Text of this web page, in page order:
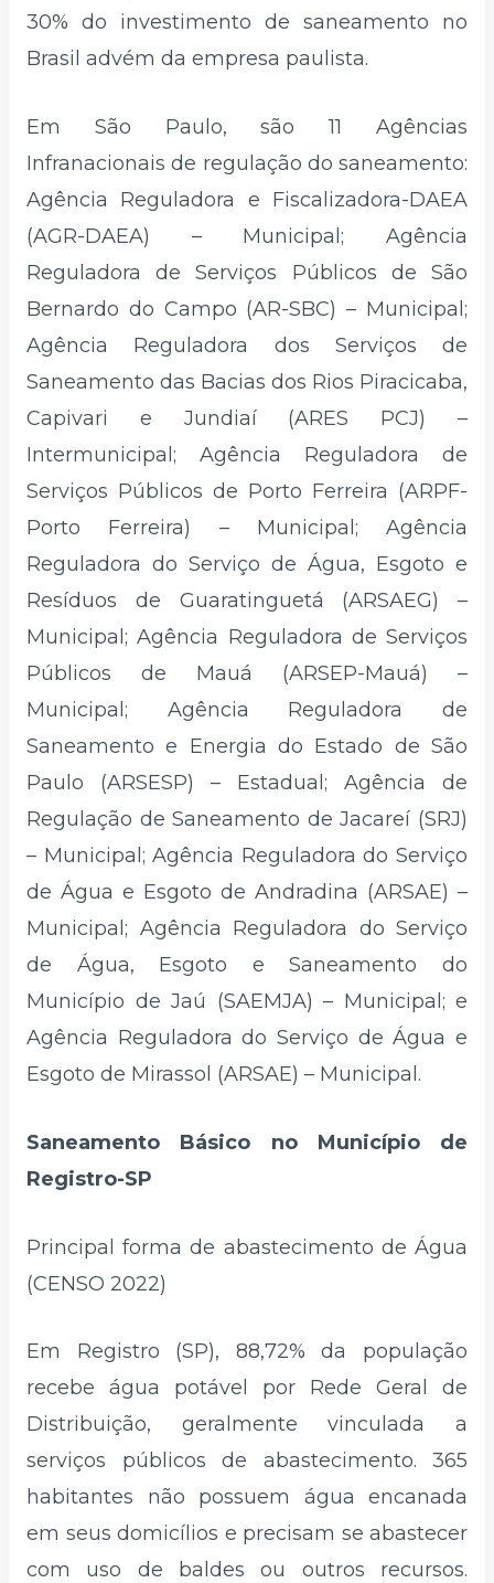
30% do investimento de saneamento no
Brasil advém da empresa paulista.
Em São Paulo, são 11 Agências
Infranacionais de regulação do saneamento:
Agência Reguladora e Fiscalizadora-DAEA
(AGR-DAEA) – Municipal; Agência
Reguladora de Serviços Públicos de São
Bernardo do Campo (AR-SBC) – Municipal;
Agência Reguladora dos Serviços de
Saneamento das Bacias dos Rios Piracicaba,
Capivari e Jundiaí (ARES PCJ) –
Intermunicipal; Agência Reguladora de
Serviços Públicos de Porto Ferreira (ARPF-
Porto Ferreira) – Municipal; Agência
Reguladora do Serviço de Água, Esgoto e
Resíduos de Guaratinguetá (ARSAEG) –
Municipal; Agência Reguladora de Serviços
Públicos de Mauá (ARSEP-Mauá) –
Municipal; Agência Reguladora de
Saneamento e Energia do Estado de São
Paulo (ARSESP) – Estadual; Agência de
Regulação de Saneamento de Jacareí (SRJ)
– Municipal; Agência Reguladora do Serviço
de Água e Esgoto de Andradina (ARSAE) –
Municipal; Agência Reguladora do Serviço
de Água, Esgoto e Saneamento do
Município de Jaú (SAEMJA) – Municipal; e
Agência Reguladora do Serviço de Água e
Esgoto de Mirassol (ARSAE) – Municipal.
Saneamento Básico no Município de
Registro-SP
Principal forma de abastecimento de Água
(CENSO 2022)
Em Registro (SP), 88,72% da população
recebe água potável por Rede Geral de
Distribuição, geralmente vinculada a
serviços públicos de abastecimento. 365
habitantes não possuem água encanada
em seus domicílios e precisam se abastecer
com uso de baldes ou outros recursos.